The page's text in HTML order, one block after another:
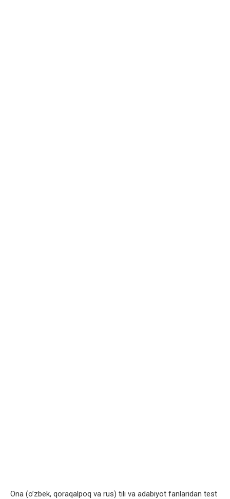
Ona (o’zbek, qoraqalpoq va rus) tili va adabiyot fanlaridan test